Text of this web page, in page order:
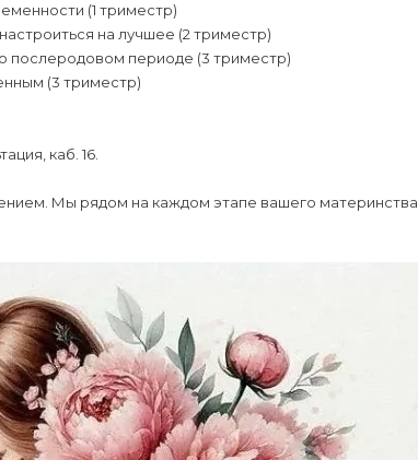
(1 триместр)
на лучшее (2 триместр)
послеродовом периоде (3 триместр)
(3 триместр)
каб. 16.
Мы рядом на каждом этапе вашего материнства.